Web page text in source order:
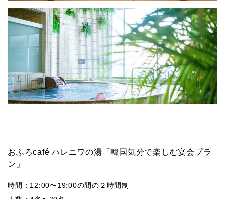
おふろcafé ハレニワの湯「韓国気分で楽しむ宴会プラ
ン」
時間：12:00〜19:00の間の２時間制